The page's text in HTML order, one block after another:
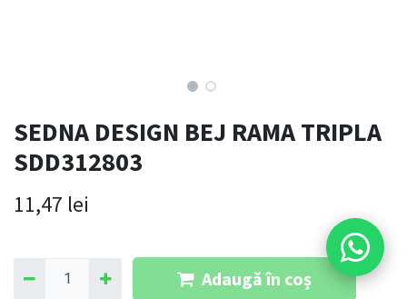
SEDNA DESIGN BEJ RAMA TRIPLA
SDD312803
11,47 lei
Adaugă în coș